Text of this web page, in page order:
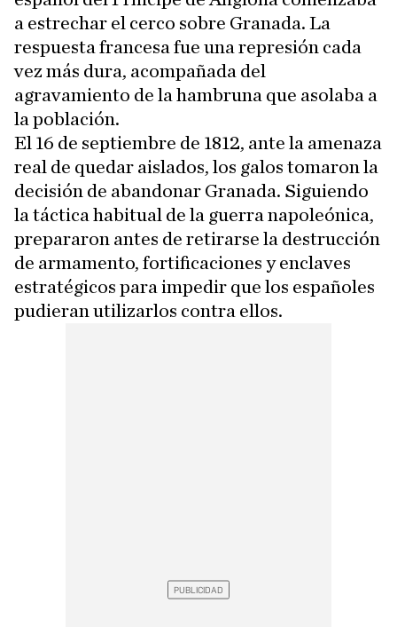
a estrechar el cerco sobre Granada. La
respuesta francesa fue una represión cada
vez más dura, acompañada del
agravamiento de la hambruna que asolaba a
la población.
El 16 de septiembre de 1812, ante la amenaza
real de quedar aislados, los galos tomaron la
decisión de abandonar Granada. Siguiendo
la táctica habitual de la guerra napoleónica,
prepararon antes de retirarse la destrucción
de armamento, fortificaciones y enclaves
estratégicos para impedir que los españoles
pudieran utilizarlos contra ellos.